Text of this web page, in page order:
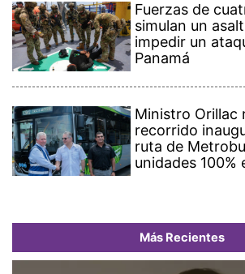
Fuerzas de
simulan un
impedir un
Panamá
Ministro Orillac
recorrido
ruta de
unidades 100%
Más Recientes